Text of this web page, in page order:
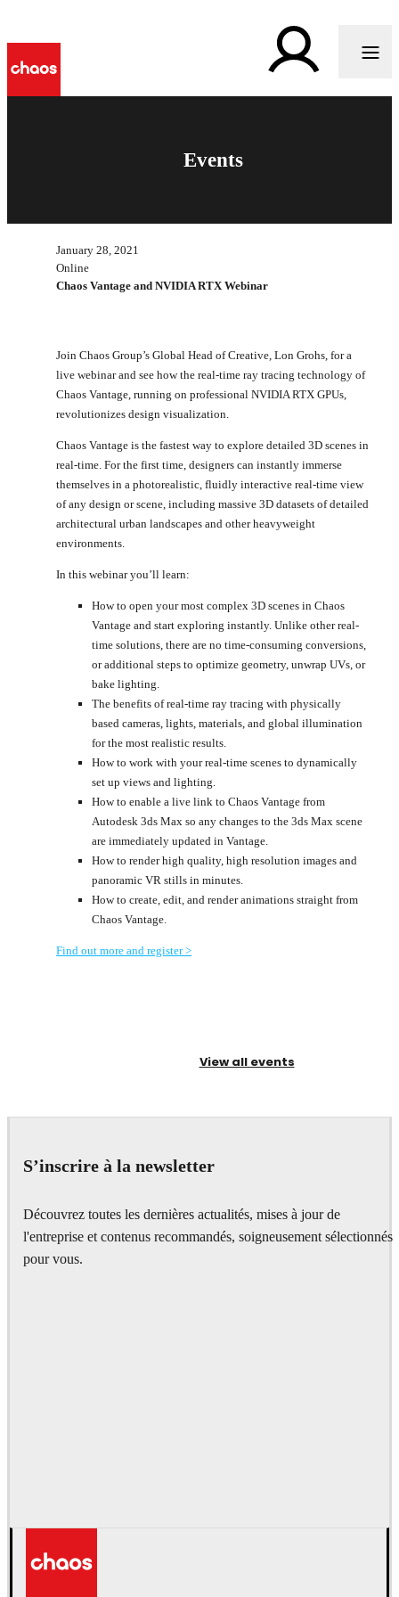
Events
January 28, 2021
Online
Chaos Vantage and NVIDIA RTX Webinar
Join Chaos Group’s Global Head of Creative, Lon Grohs, for a
live webinar and see how the real-time ray tracing technology of
Chaos Vantage, running on professional NVIDIA RTX GPUs,
revolutionizes design visualization.
Chaos Vantage is the fastest way to explore detailed 3D scenes in
real-time. For the first time, designers can instantly immerse
themselves in a photorealistic, fluidly interactive real-time view
of any design or scene, including massive 3D datasets of detailed
architectural urban landscapes and other heavyweight
environments.
In this webinar you’ll learn:
How to open your most complex 3D scenes in Chaos
Vantage and start exploring instantly. Unlike other real-
time solutions, there are no time-consuming conversions,
or additional steps to optimize geometry, unwrap UVs, or
bake lighting.
The benefits of real-time ray tracing with physically
based cameras, lights, materials, and global illumination
for the most realistic results.
How to work with your real-time scenes to dynamically
set up views and lighting.
How to enable a live link to Chaos Vantage from
Autodesk 3ds Max so any changes to the 3ds Max scene
are immediately updated in Vantage.
How to render high quality, high resolution images and
panoramic VR stills in minutes.
How to create, edit, and render animations straight from
Chaos Vantage.
Find out more and register >
View all events
S’inscrire à la newsletter
Découvrez toutes les dernières actualités, mises à jour de
l'entreprise et contenus recommandés, soigneusement sélectionnés
pour vous.